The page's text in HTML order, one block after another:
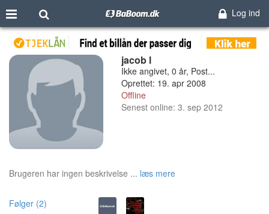
Log ind
jacob l
Ikke angivet, 0 år, Post...
Oprettet: 19. apr 2008
Offline
Senest online: 3. sep 2012
Brugeren har ingen beskrivelse ... læs mere
Følger (2)